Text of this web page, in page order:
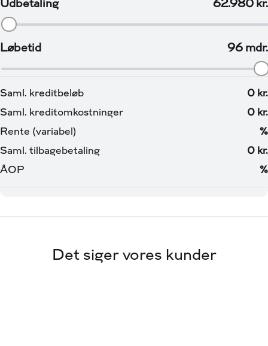
Det siger vores kunder